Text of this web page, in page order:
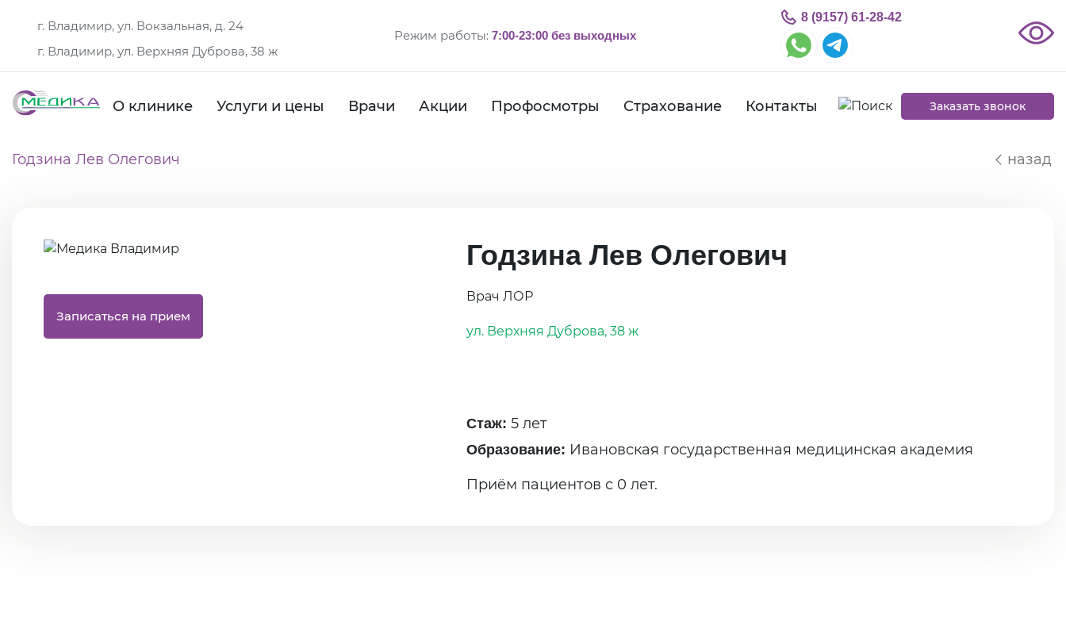
г. Владимир, ул. Вокзальная, д. 24
г. Владимир, ул. Верхняя Дуброва, 38 ж
Режим работы: 7:00-23:00 без выходных
8 (9157) 61-28-42
О клинике Услуги и цены Врачи Акции Профосмотры Страхование Контакты Заказать звонок
Годзина Лев Олегович назад
Записаться на прием
Годзина Лев Олегович
Врач ЛОР
ул. Верхняя Дуброва, 38 ж
Стаж: 5 лет
Образование: Ивановская государственная медицинская академия
Приём пациентов с 0 лет.